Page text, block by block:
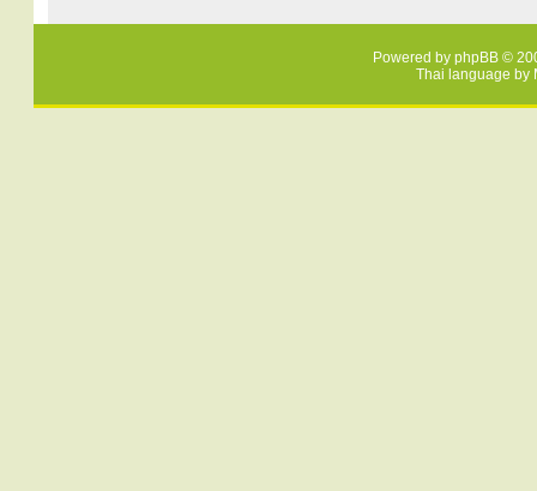
Powered by phpBB ©
Thai language by